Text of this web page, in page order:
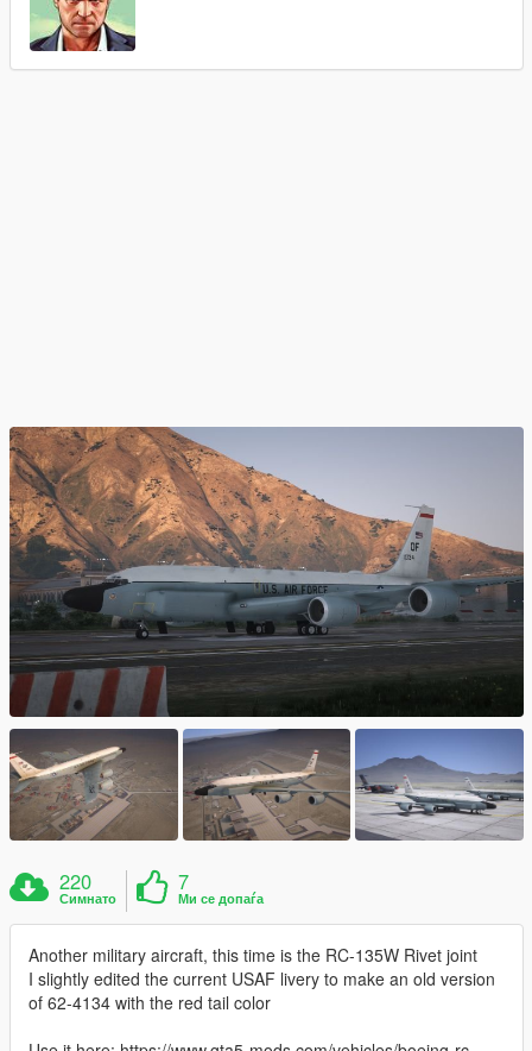
220
Симнато
7
Ми се допаѓа
Another military aircraft, this time is the RC-135W Rivet joint
I slightly edited the current USAF livery to make an old version
of 62-4134 with the red tail color